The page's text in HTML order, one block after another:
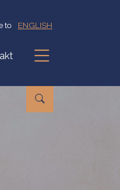
to ENGLISH
Podmenu